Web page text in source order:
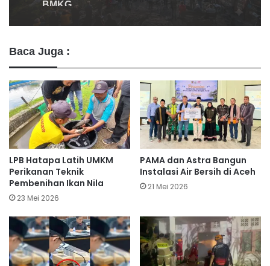
Baca Juga :
LPB Hatapa Latih UMKM
Perikanan Teknik
Pembenihan Ikan Nila
23 Mei 2026
PAMA dan Astra Bangun
Instalasi Air Bersih di Aceh
21 Mei 2026